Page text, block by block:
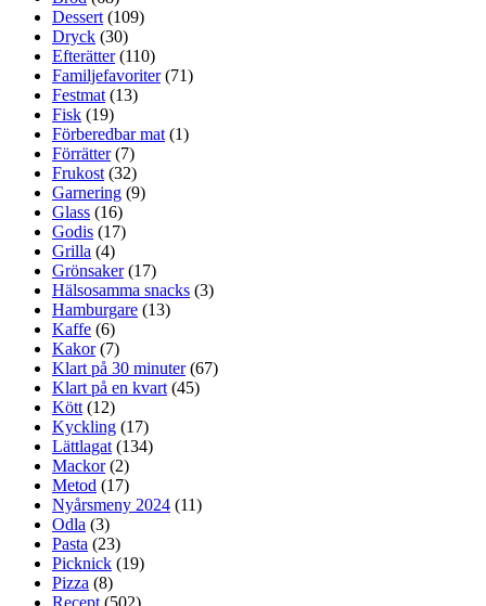
Dessert (109)
Dryck (30)
Efterätter(110)
Familjefavoriter(71)
Festmat (13)
Fisk (19)
Förberedbar mat (1)
Förrätter(7)
Frukost (32)
Garnering (9)
Glass (16)
Godis (17)
Grilla (4)
Grönsaker(17)
Hälsosamma snacks (3)
Hamburgare (13)
Kaffe (6)
Kakor(7)
Klart på 30 minuter(67)
Klart på en kvart (45)
Kött (12)
Kyckling (17)
Lättlagat (134)
Mackor(2)
Metod (17)
Nyårsmeny 2024 (11)
Odla (3)
Pasta (23)
Picknick (19)
Pizza (8)
Recept (502)